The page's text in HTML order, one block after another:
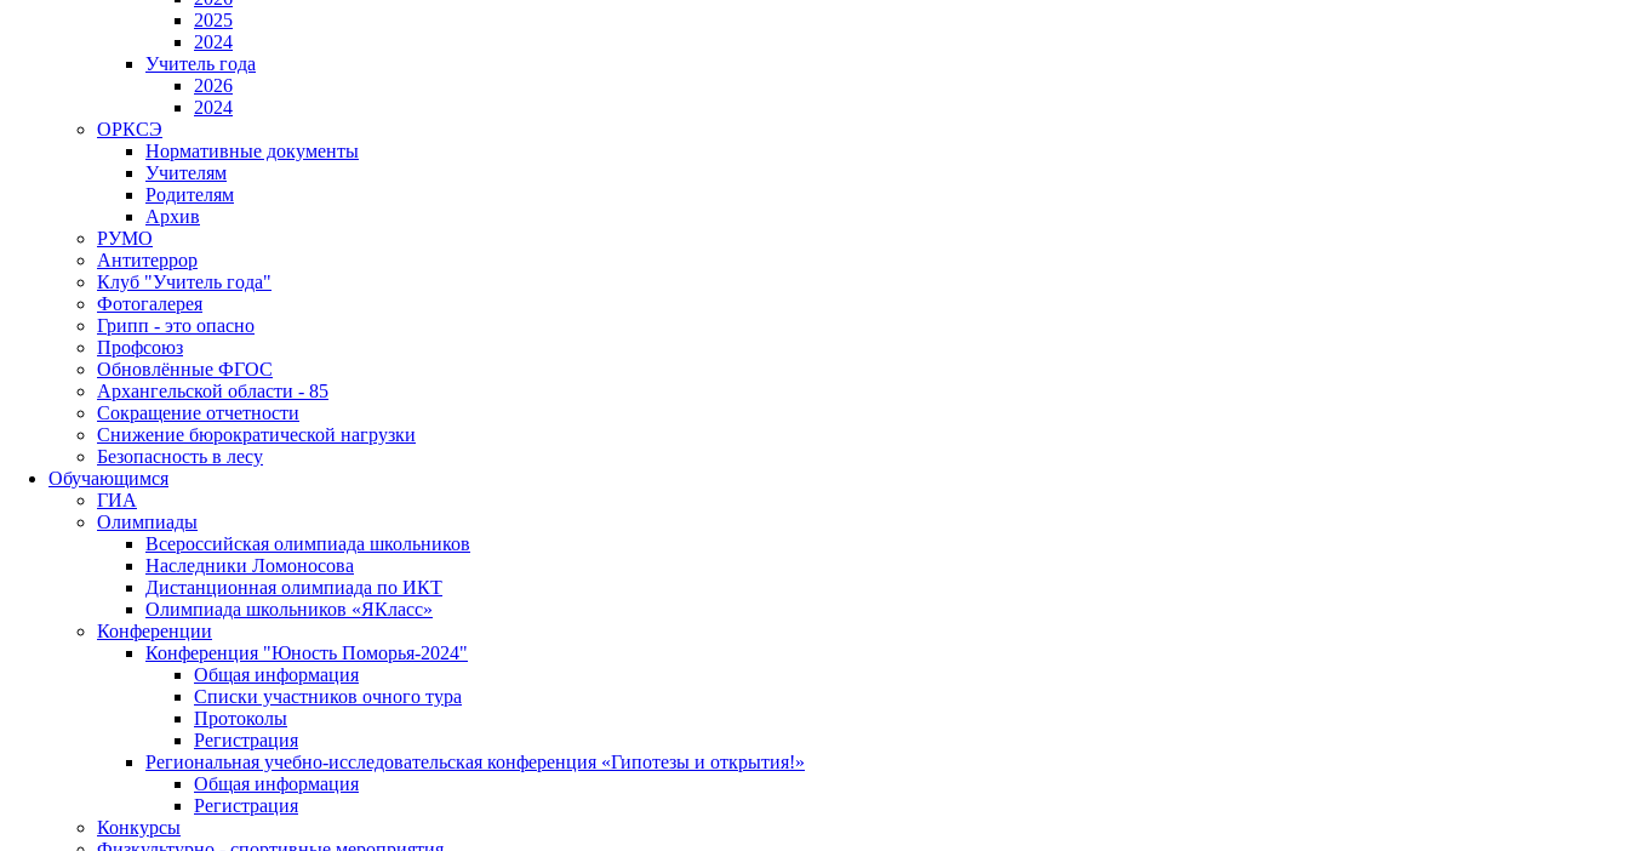
2025
2024
Учитель года
2026
2024
ОРКСЭ
Нормативные документы
Учителям
Родителям
Архив
РУМО
Антитеррор
Клуб "Учитель года"
Фотогалерея
Грипп - это опасно
Профсоюз
Обновлённые ФГОС
Архангельской области - 85
Сокращение отчетности
Снижение бюрократической нагрузки
Безопасность в лесу
Обучающимся
ГИА
Олимпиады
Всероссийская олимпиада школьников
Наследники Ломоносова
Дистанционная олимпиада по ИКТ
Олимпиада школьников «ЯКласс»
Конференции
Конференция "Юность Поморья-2024"
Общая информация
Списки участников очного тура
Протоколы
Регистрация
Региональная учебно-исследовательская конференция «Гипотезы и открытия!»
Общая информация
Регистрация
Конкурсы